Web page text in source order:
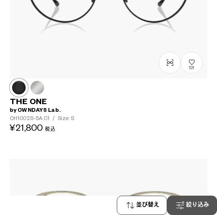
並び替え 絞り込み
191
THE ONE
by OWNDAYS Lab.
OH1002S-5A C1 / Size: S
¥21,800 税込